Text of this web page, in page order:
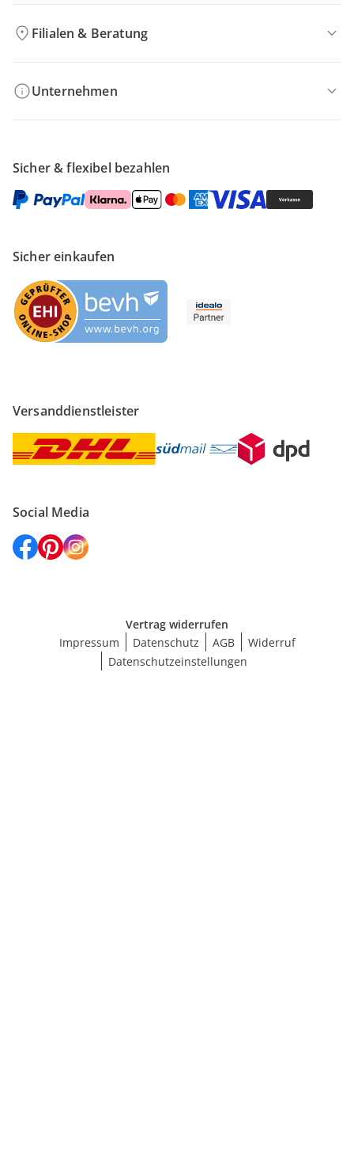
Filialen & Beratung
Unternehmen
Sicher & flexibel bezahlen
Sicher einkaufen
Versanddienstleister
Social Media
Vertrag widerrufen
Impressum
Datenschutz AGB
Widerruf
Datenschutzeinstellungen